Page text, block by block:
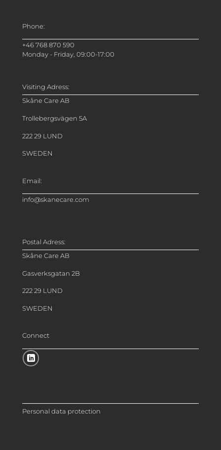
Phone:
+46 768 870 590
Monday - Friday, 09:00-17:00
Visiting Adress:
Skåne Care AB
Trollebergsvägen 5A
222 29 LUND
SWEDEN
Email:
info@skanecare.com
Postal Adress:
Skåne Care AB
Gasverksgatan 2B
222 29 LUND
SWEDEN
Connect
Personal data protection